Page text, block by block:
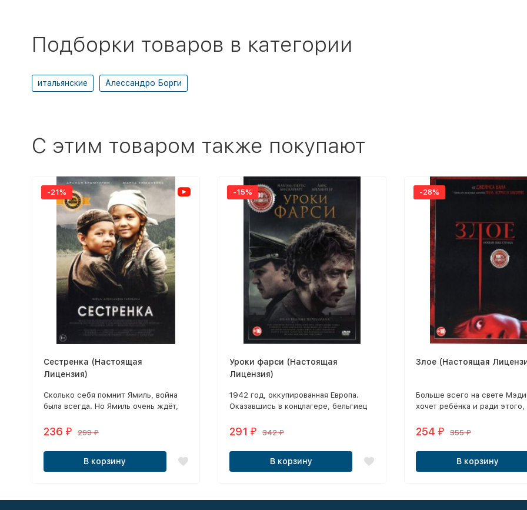
Подборки товаров в категории
итальянские Алессандро Борги
C этим товаром также покупают
-21%
Сестренка (Настоящая
Лицензия)
Сколько себя помнит Ямиль, война
была всегда. Но Ямиль очень ждёт,
вернётся Отец, которого Ямиль знает
236 ₽ 299₽
В корзину
-15%
Уроки фарси (Настоящая
Лицензия)
1942 год, оккупированная Европа.
Оказавшись в концлагере, бельгиец
Кремье выдает себя за перса — для
остаться в живых.
291₽ 342₽
В корзину
-28%
Злое (Настоящая
Больше всего на свете
хочет ребёнка и ради этого,
жестокого мужа.
254 ₽ 355₽
В корзину